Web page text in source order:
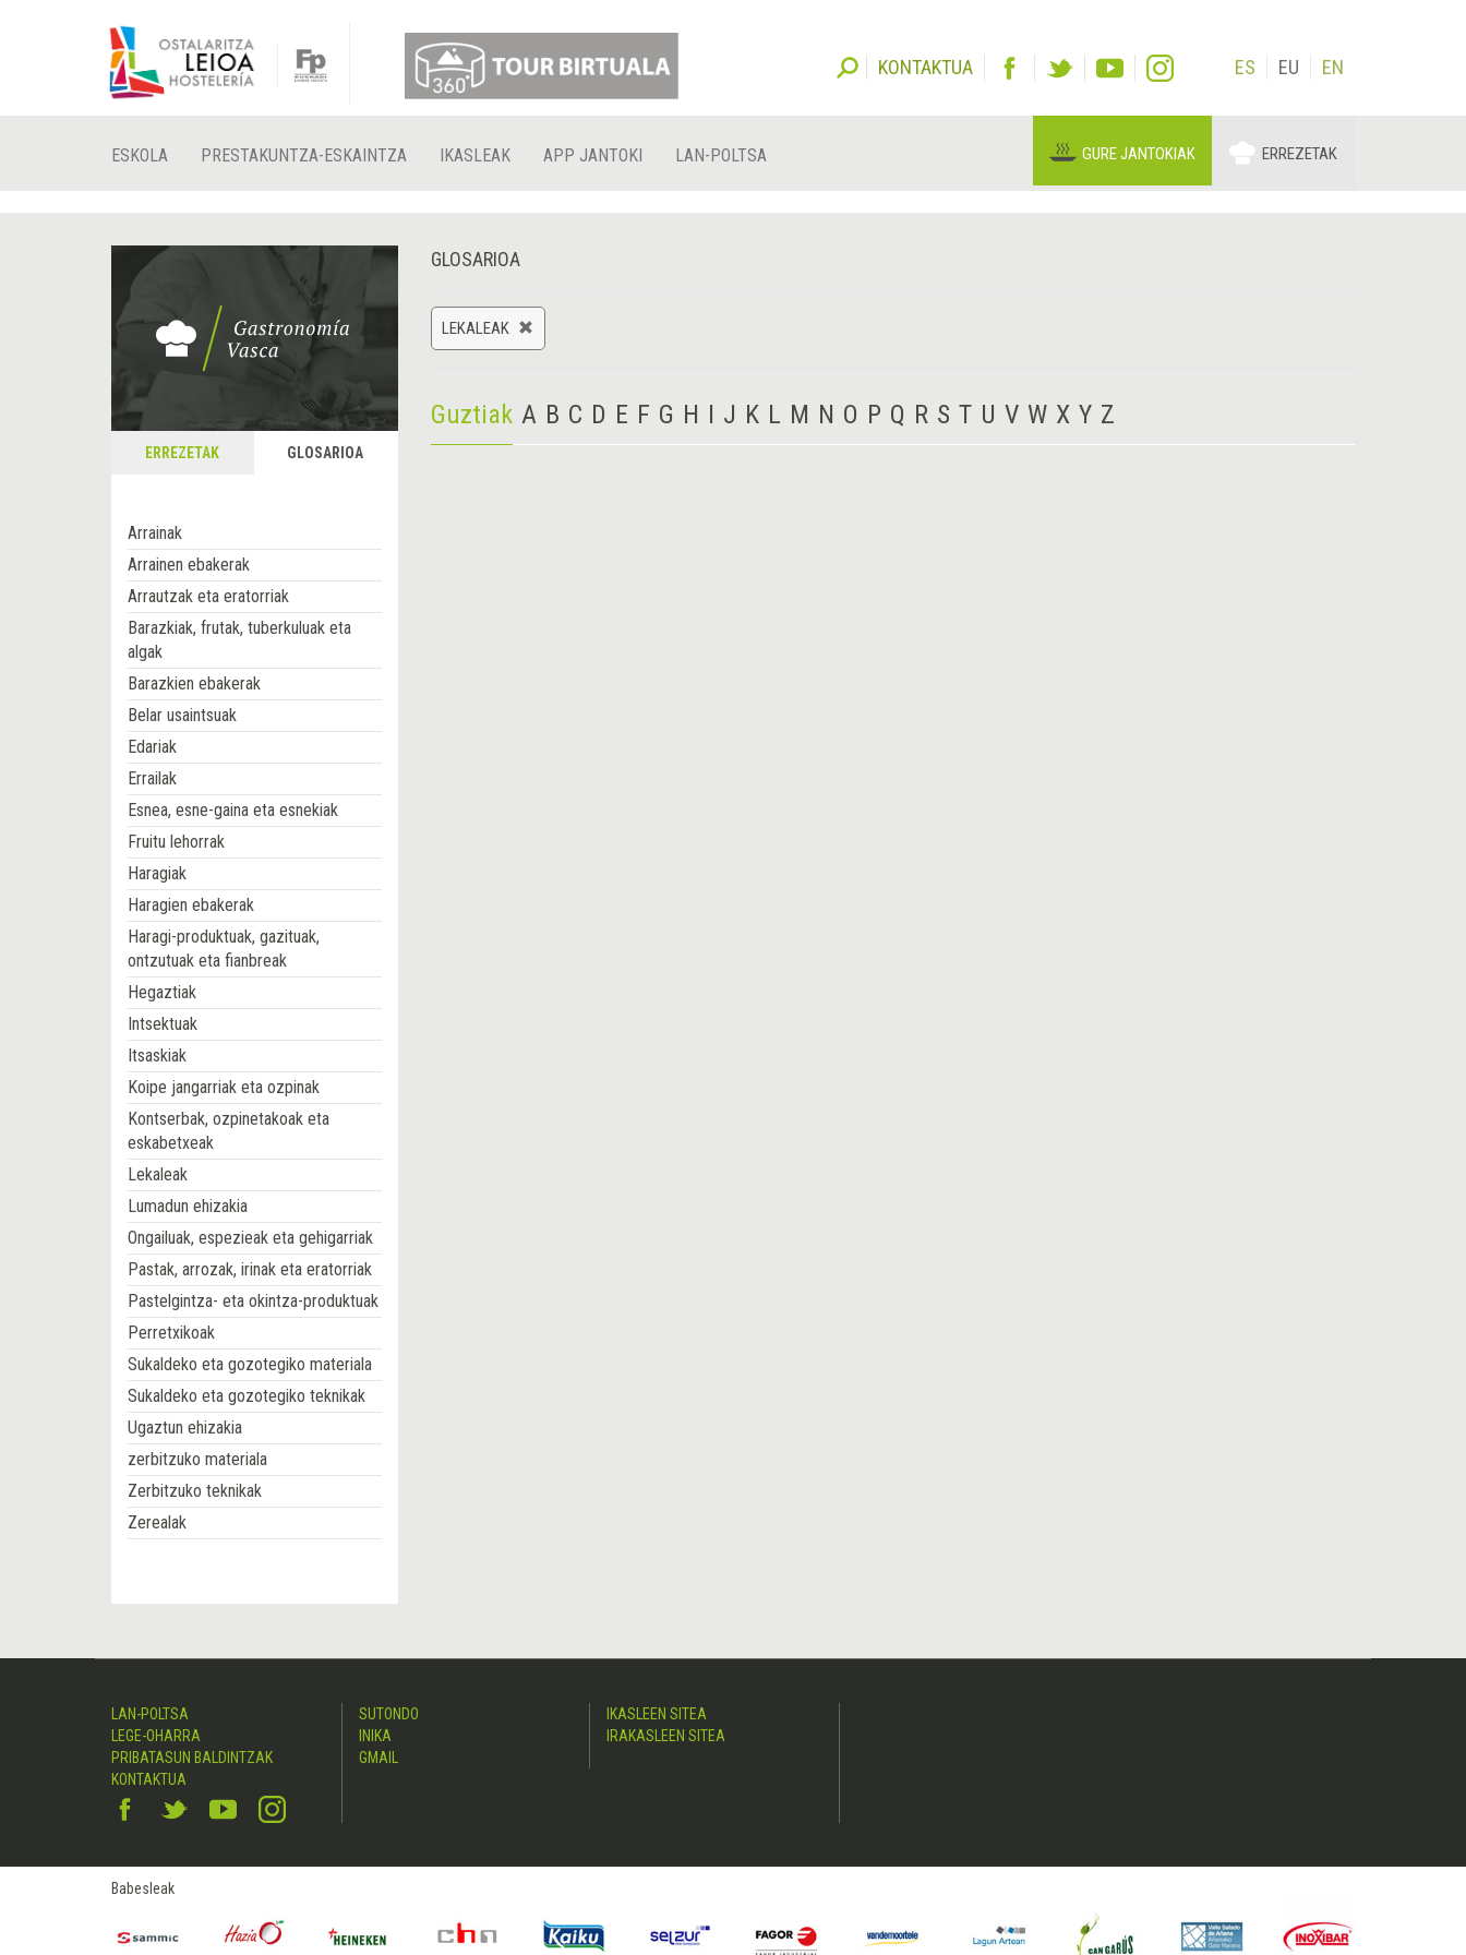
KONTAKTUA ES EU EN
ESKOLA PRESTAKUNTZA-ESKAINTZA IKASLEAK APP JANTOKI LAN-POLTSA GURE JANTOKIAK ERREZETAK
ERREZETAK GLOSARIOA
Arrainak
Arrainen ebakerak
Arrautzak eta eratorriak
Barazkiak, frutak, tuberkuluak eta
algak
Barazkien ebakerak
Belar usaintsuak
Edariak
Errailak
Esnea, esne-gaina eta esnekiak
Fruitu lehorrak
Haragiak
Haragien ebakerak
Haragi-produktuak, gazituak,
ontzutuak eta fianbreak
Hegaztiak
Intsektuak
Itsaskiak
Koipe jangarriak eta ozpinak
Kontserbak, ozpinetakoak eta
eskabetxeak
Lekaleak
Lumadun ehizakia
Ongailuak, espezieak eta gehigarriak
Pastak, arrozak, irinak eta eratorriak
Pastelgintza- eta okintza-produktuak
Perretxikoak
Sukaldeko eta gozotegiko materiala
Sukaldeko eta gozotegiko teknikak
Ugaztun ehizakia
zerbitzuko materiala
Zerbitzuko teknikak
Zerealak
GLOSARIOA
LEKALEAK
Guztiak A B C D E F G H I J K L M N O P Q R S T U V W X Y Z
LAN-POLTSA
LEGE-OHARRA
PRIBATASUN BALDINTZAK
KONTAKTUA
SUTONDO
INIKA
GMAIL
IKASLEEN SITEA
IRAKASLEEN SITEA
Babesleak